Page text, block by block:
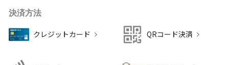
決済方法
クレジットカード QRコード決済